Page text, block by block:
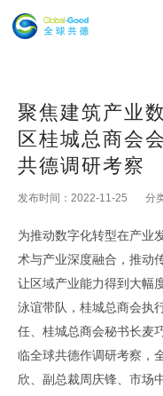
聚焦建筑产业
区桂城总商会
共德调研考察
发布时间：2022-11-25 分
为推动数字化转型在产业
术与产业深度融合，推动
让区域产业能力得到大幅
泳谊带队，桂城总商会执
任、桂城总商会秘书长麦
临全球共德作调研考察，
欣、副总裁周庆锋、市场